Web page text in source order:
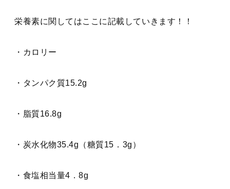
栄養素に関してはここに記載していきます！！
・カロリー
・タンパク質15.2g
・脂質16.8g
・炭水化物35.4g（糖質15．3g）
・食塩相当量4．8g